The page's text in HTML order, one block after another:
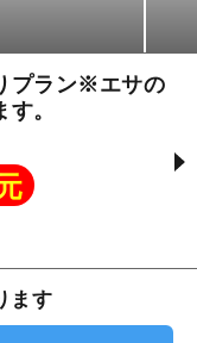
プラン※エサの
。
ます